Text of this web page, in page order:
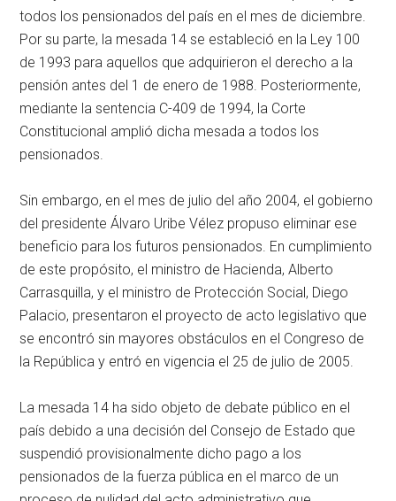
todos los pensionados del país en el mes de diciembre.
Por su parte, la mesada 14 se estableció en la Ley 100
de 1993 para aquellos que adquirieron el derecho a la
pensión antes del 1 de enero de 1988. Posteriormente,
mediante la sentencia C-409 de 1994, la Corte
Constitucional amplió dicha mesada a todos los
pensionados.
Sin embargo, en el mes de julio del año 2004, el gobierno
del presidente Álvaro Uribe Vélez propuso eliminar ese
beneficio para los futuros pensionados. En cumplimiento
de este propósito, el ministro de Hacienda, Alberto
Carrasquilla, y el ministro de Protección Social, Diego
Palacio, presentaron el proyecto de acto legislativo que
se encontró sin mayores obstáculos en el Congreso de
la República y entró en vigencia el 25 de julio de 2005.
La mesada 14 ha sido objeto de debate público en el
país debido a una decisión del Consejo de Estado que
suspendió provisionalmente dicho pago a los
pensionados de la fuerza pública en el marco de un